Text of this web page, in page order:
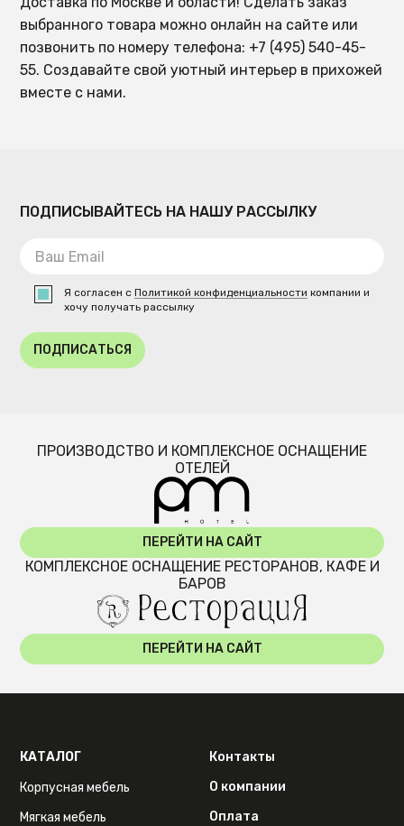
выбранного товара можно онлайн на сайте или
позвонить по номеру телефона: +7 (495) 540-45-
55. Создавайте свой уютный интерьер в прихожей
вместе с нами.
ПОДПИСЫВАЙТЕСЬ НА НАШУ РАССЫЛКУ
Я согласен сПолитикой конфиденциальности компании и
хочу получать рассылку
ПОДПИСАТЬСЯ
ПРОИЗВОДСТВО И КОМПЛЕКСНОЕ ОСНАЩЕНИЕ
ОТЕЛЕЙ
ПЕРЕЙТИ НА САЙТ
КОМПЛЕКСНОЕ ОСНАЩЕНИЕ РЕСТОРАНОВ, КАФЕ И
БАРОВ
ПЕРЕЙТИ НА САЙТ
КАТАЛОГ
Корпусная мебель
Мягкая мебель
Контакты
О компании
Оплата